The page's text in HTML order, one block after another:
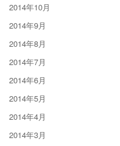
2014年10月
2014年9月
2014年8月
2014年7月
2014年6月
2014年5月
2014年4月
2014年3月